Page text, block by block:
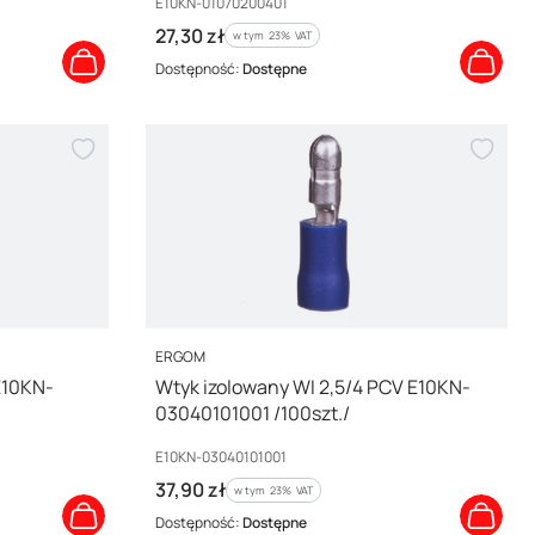
Cena brutto
27,30 zł w tym %s VAT
w tym 23% VAT
Dostępność:Dostępne
PRODUCENT
ERGOM
Wtyk izolowany WI 2,5/4 PCV E10KN-
03040101001 /100szt./
Kod producenta
E10KN-03040101001
Cena brutto
37,90 zł w tym %s VAT
w tym 23% VAT
Dostępność:Dostępne